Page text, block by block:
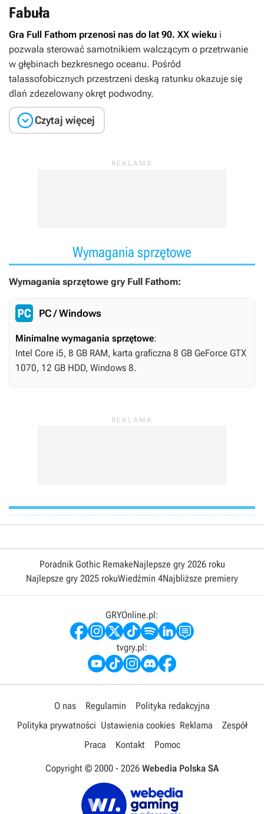
Fabuła
Gra Full Fathom przenosi nas do lat 90. XX wieku i
pozwala sterować samotnikiem walczącym o przetrwanie
w głębinach bezkresnego oceanu. Pośród
talassofobicznych przestrzeni deską ratunku okazuje się
dlań zdezelowany okręt podwodny.
Czytaj więcej
Wymagania sprzętowe
Wymagania sprzętowe gry Full Fathom:
PC / Windows
Minimalne wymagania sprzętowe:
Intel Core i5, 8 GB RAM, karta graficzna 8 GB GeForce GTX
1070, 12 GB HDD, Windows 8.
Poradnik Gothic RemakeNajlepsze gry 2026 roku
Najlepsze gry 2025 rokuWiedźmin 4Najbliższe premiery
GRYOnline.pl:
tvgry.pl:
O nas Regulamin
Polityka redakcyjna
Polityka prywatności Ustawienia cookies Reklama
Zespół
Praca
Kontakt Pomoc
Copyright © 2000 - 2026 Webedia Polska SA